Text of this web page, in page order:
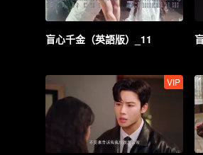
盲心千金（英語版）_11
VIP